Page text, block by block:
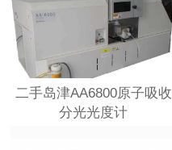
二手岛津AA6800原子吸收
分光光度计